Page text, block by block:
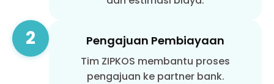
2 Pengajuan Pembiayaan
Tim ZIPKOS membantu proses
pengajuan ke partner bank.